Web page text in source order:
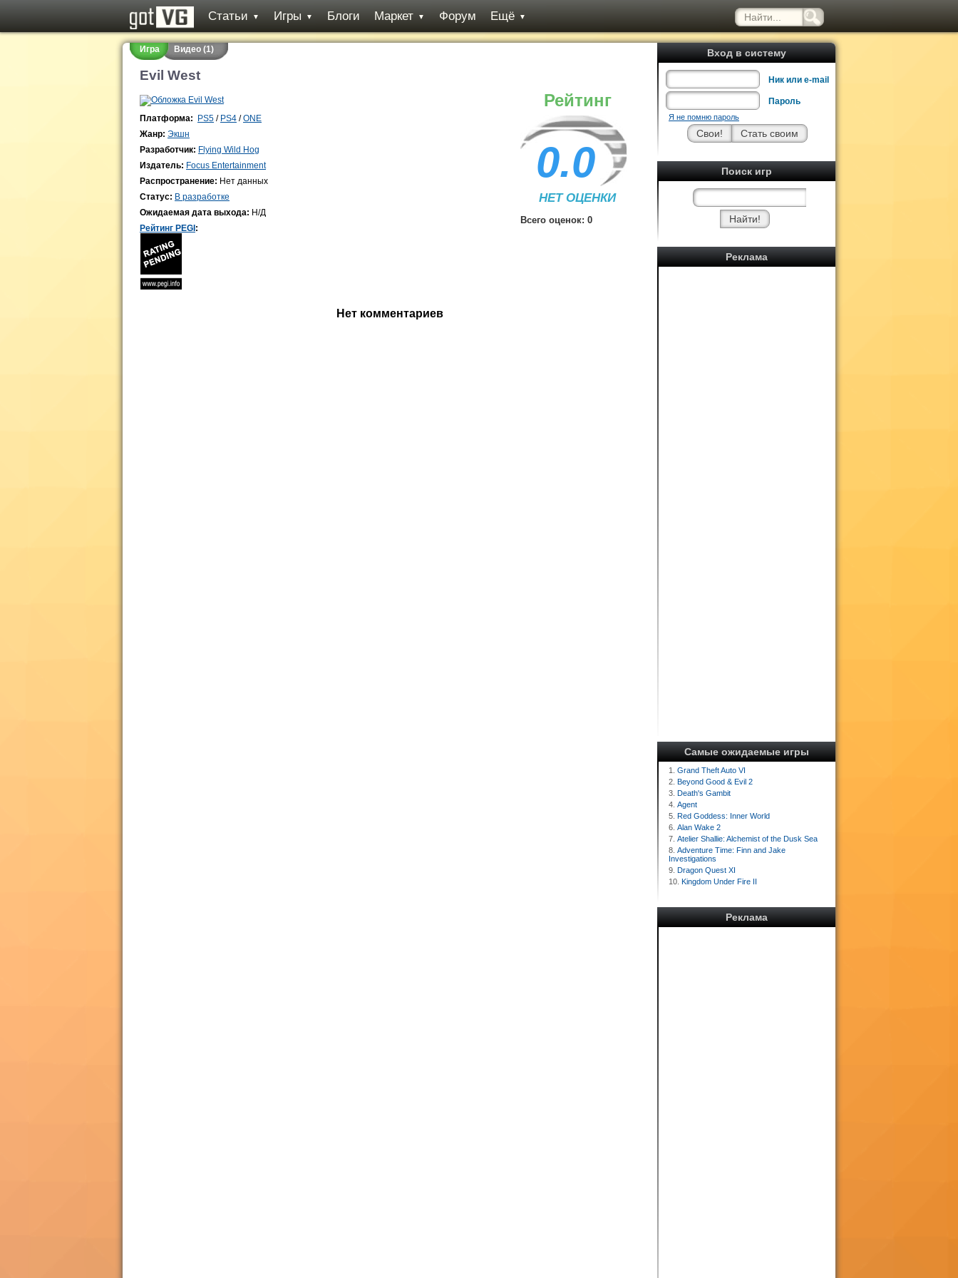
Статьи ▼ Игры ▼ Блоги Маркет ▼ Форум Ещё ▼
Вход в систему
Ник или e-mail
Пароль
Я не помню пароль
Поиск игр
Реклама
Самые ожидаемые игры
1. Grand Theft Auto VI
2. Beyond Good & Evil 2
3. Death's Gambit
4. Agent
5. Red Goddess: Inner World
6. Alan Wake 2
7. Atelier Shallie: Alchemist of the Dusk Sea
8. Adventure Time: Finn and Jake
Investigations
9. Dragon Quest XI
10. Kingdom Under Fire II
Реклама
Игра Видео (1)
Evil West
Рейтинг
0.0
НЕТ ОЦЕНКИ
Всего оценок: 0
Платформа: PS5 / PS4 /ONE
Жанр: Экшн
Разработчик: Flying Wild Hog
Издатель: Focus Entertainment
Распространение: Нет данных
Статус: В разработке
Ожидаемая дата выхода: Н/Д
Рейтинг PEGI :
Нет комментариев